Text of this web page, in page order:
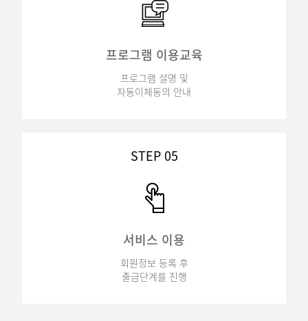
프로그램 이용교육
프로그램 설명 및
자동이체동의 안내
STEP 05
서비스 이용
회원정보 등록 후
출금단계를 진행